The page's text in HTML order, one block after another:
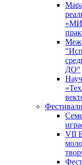
ДО"
VII